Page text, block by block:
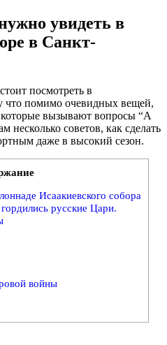
увидеть в
в Санкт-
посмотреть в
что помимо очевидных вещей,
вызывают вопросы “А
несколько советов, как сделать
даже в высокий сезон.
Исаакиевского собора
русские Цари.
войны